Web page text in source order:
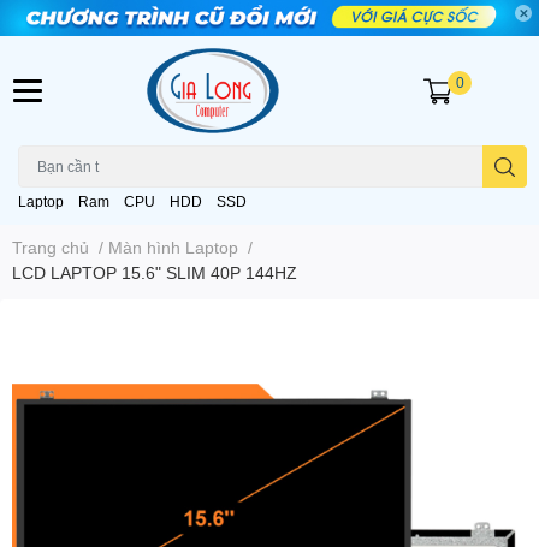
Laptop Ram CPU HDD SSD
0
Trang chủ / Màn hình Laptop /
LCD LAPTOP 15.6" SLIM 40P 144HZ